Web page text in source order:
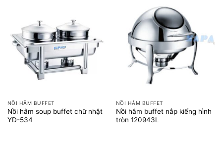
NỒI HÂM BUFFET
Nồi hâm soup buffet chữ nhật
YD-534
NỒI HÂM BUFFET
Nồi hâm buffet nắp kiếng hình
tròn 120943L